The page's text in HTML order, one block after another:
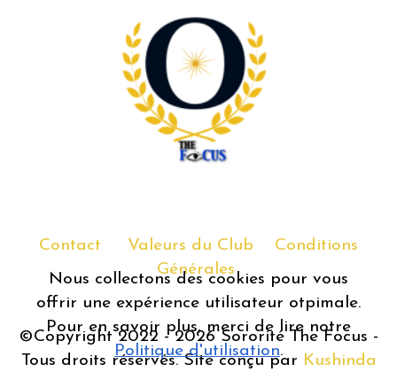
Contact Valeurs du Club
Conditions
Générales
©Copyright 2022 - 2026 Sororité The Focus -
Tous droits réservés. Site conçu par Kushinda
Nous collectons des cookies pour vous
offrir une expérience utilisateur otpimale.
Pour en savoir plus, merci de lire notre
Politique d'utilisation.